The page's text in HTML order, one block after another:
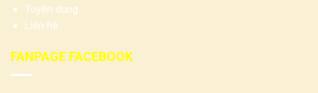
Tuyển dụng
Liên hệ
FANPAGE FACEBOOK